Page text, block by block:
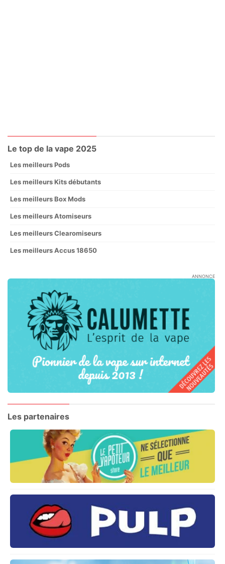
Le top de la vape 2025
Les meilleurs Pods
Les meilleurs Kits débutants
Les meilleurs Box Mods
Les meilleurs Atomiseurs
Les meilleurs Clearomiseurs
Les meilleurs Accus 18650
ANNONCE
Les partenaires